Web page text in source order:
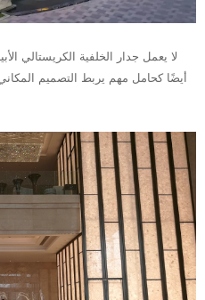
لا يعمل جدار الخلفية
أيضًا كحامل مهم يربط التصميم